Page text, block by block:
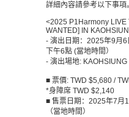
詳細內容請參考以下事項。
<2025 P1Harmony LIVE
WANTED] IN
- 演出日期： 2025年9月 6
下午6點 (當地時間）
- 演出場地:
■ 票價: TWD $5,680 /
*身障席 TWD $2,140
■ 售票日期： 2025年7月
（當地時間）